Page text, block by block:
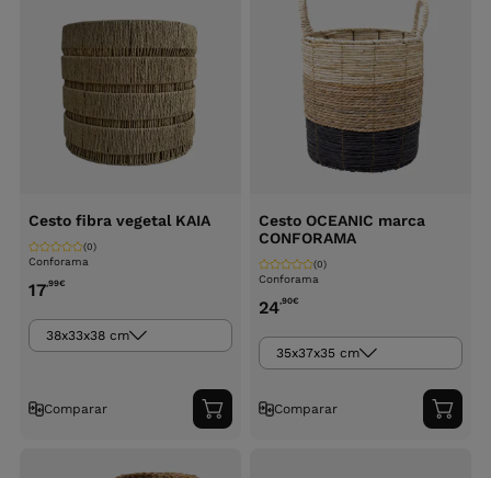
Cesto fibra vegetal KAIA
Conforama
(0)
17,99€
38x33x38 cm
Comparar
Adicionar
ao
Cesto OCEANIC marca
CONFORAMA
Conforama
(0)
24,90€
35x37x35 cm
Comparar
ao